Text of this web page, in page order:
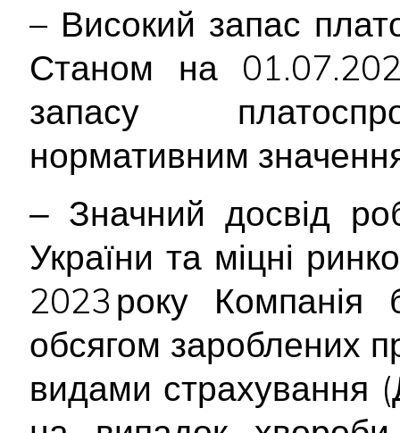
– Високий запас
Станом на
запасу
нормативним
‒ Значний досвід
України та міцні
2023 року Компанія
обсягом зароблених
видами страхування